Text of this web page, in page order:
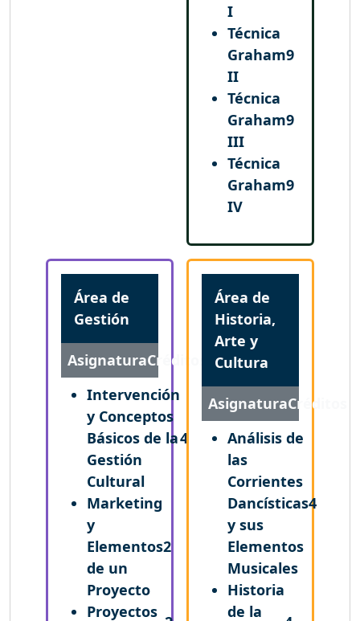
I
Técnica
Graham
II
9
Técnica
Graham
III
9
Técnica
Graham
IV
9
Área de
Gestión
AsignaturaCréditos
Intervención
y Conceptos
Básicos de la
Gestión
Cultural
4
Marketing
y
Elementos
de un
Proyecto
2
Proyectos
Área de
Historia,
Arte y
Cultura
AsignaturaCréditos
Análisis de
las
Corrientes
Dancísticas
y sus
Elementos
Musicales
4
Historia
de la